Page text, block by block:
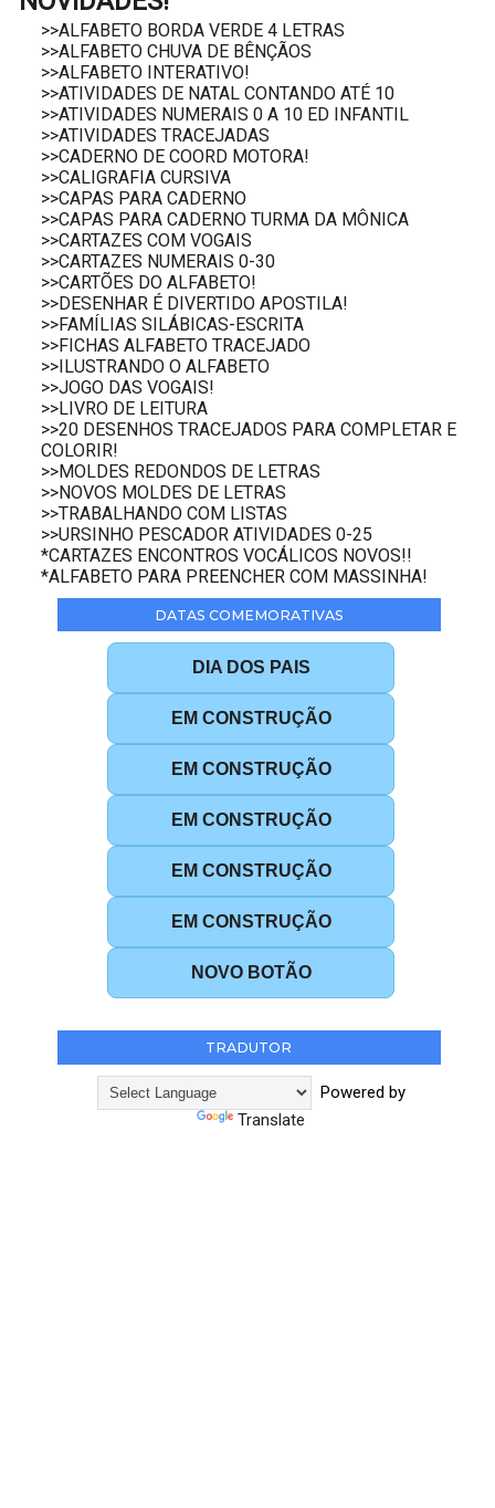
>>ALFABETO BORDA VERDE 4 LETRAS
>>ALFABETO CHUVA DE BÊNÇÃOS
>>ALFABETO INTERATIVO!
>>ATIVIDADES DE NATAL CONTANDO ATÉ 10
>>ATIVIDADES NUMERAIS 0 A 10 ED INFANTIL
>>ATIVIDADES TRACEJADAS
>>CADERNO DE COORD MOTORA!
>>CALIGRAFIA CURSIVA
>>CAPAS PARA CADERNO
>>CAPAS PARA CADERNO TURMA DA MÔNICA
>>CARTAZES COM VOGAIS
>>CARTAZES NUMERAIS 0-30
>>CARTÕES DO ALFABETO!
>>DESENHAR É DIVERTIDO APOSTILA!
>>FAMÍLIAS SILÁBICAS-ESCRITA
>>FICHAS ALFABETO TRACEJADO
>>ILUSTRANDO O ALFABETO
>>JOGO DAS VOGAIS!
>>LIVRO DE LEITURA
>>20 DESENHOS TRACEJADOS PARA COMPLETAR E
COLORIR!
>>MOLDES REDONDOS DE LETRAS
>>NOVOS MOLDES DE LETRAS
>>TRABALHANDO COM LISTAS
>>URSINHO PESCADOR ATIVIDADES 0-25
*CARTAZES ENCONTROS VOCÁLICOS NOVOS!!
*ALFABETO PARA PREENCHER COM MASSINHA!
DATAS COMEMORATIVAS
DIA DOS PAIS
EM CONSTRUÇÃO
EM CONSTRUÇÃO
EM CONSTRUÇÃO
EM CONSTRUÇÃO
EM CONSTRUÇÃO
NOVO BOTÃO
TRADUTOR
Powered by
Translate